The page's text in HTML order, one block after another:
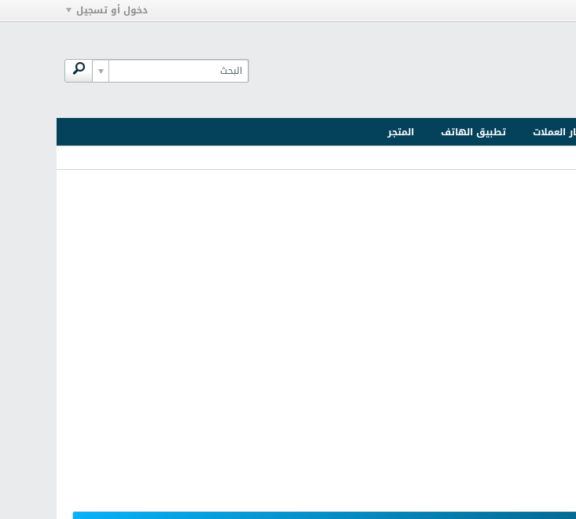
دخول أو تسجيل
العملات تطبيق الهاتف
المتجر